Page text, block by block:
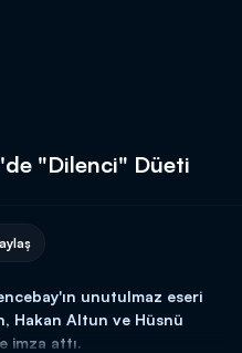
"Dilenci" Düeti
unutulmaz eseri
Hakan Altun ve Hüsnü
imza attı.